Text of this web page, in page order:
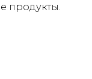
продукты.